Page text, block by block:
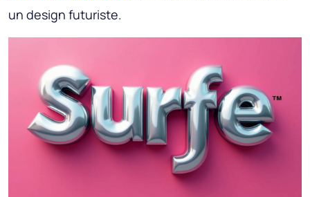
un design futuriste.